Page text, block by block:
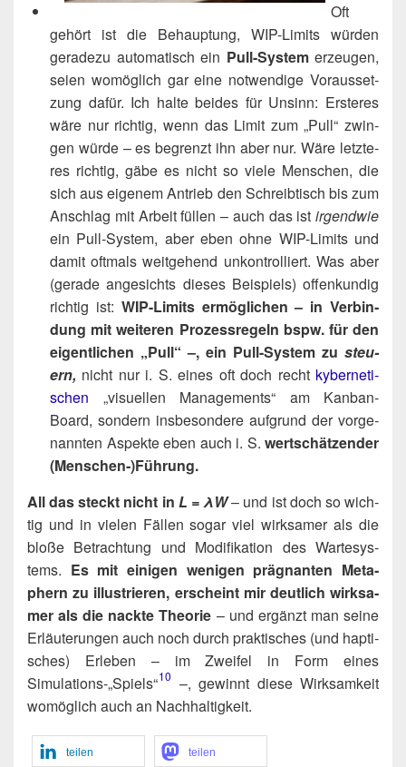
Oft
gehört ist die Behaup­tung, WIP-Limits wür­den
gera­de­zu auto­ma­tisch ein Pull-Sys­tem erzeu­gen,
sei­en womög­lich gar eine not­wen­di­ge Vor­aus­set­
zung dafür. Ich hal­te bei­des für Unsinn: Ers­te­res
wäre nur rich­tig, wenn das Limit zum „Pull“ zwin­
gen wür­de – es begrenzt ihn aber nur. Wäre letz­te­
res rich­tig, gäbe es nicht so vie­le Men­schen, die
sich aus eige­nem Antrieb den Schreib­tisch bis zum
Anschlag mit Arbeit fül­len – auch das ist irgend­wie
ein Pull-Sys­tem, aber eben ohne WIP-Limits und
damit oft­mals weit­ge­hend unkon­trol­liert. Was aber
(gera­de ange­sichts die­ses Bei­spiels) offen­kun­dig
rich­tig ist: WIP-Limits ermög­li­chen – in Ver­bin­
dung mit wei­te­ren Pro­zess­re­geln bspw. für den
eigent­li­chen „Pull“ –, ein Pull-Sys­tem zu steu­
ern, nicht nur i. S. eines oft doch recht kyber­ne­ti­
schen „visu­el­len Manage­ments“ am Kan­ban-
Board, son­dern ins­be­son­de­re auf­grund der vor­ge­
nann­ten Aspek­te eben auch i. S. wert­schät­zen­der
(Menschen‑)​Führung.
All das steckt nicht in L = λW– und ist doch so wich­
tig und in vie­len Fäl­len sogar viel wirk­sa­mer als die
blo­ße Betrach­tung und Modi­fi­ka­ti­on des War­te­sys­
tems. Es mit eini­gen weni­gen prä­gnan­ten Meta­
phern zu illus­trie­ren, erscheint mir deut­lich wirk­sa­
mer als die nack­te Theo­rie – und ergänzt man sei­ne
Erläu­te­run­gen auch noch durch prak­ti­sches (und hap­ti­
sches) Erle­ben – im Zwei­fel in Form eines
Simulations-„Spiels“​10 –, gewinnt die­se Wirk­sam­keit
womög­lich auch an Nachhaltigkeit.
tei­len tei­len